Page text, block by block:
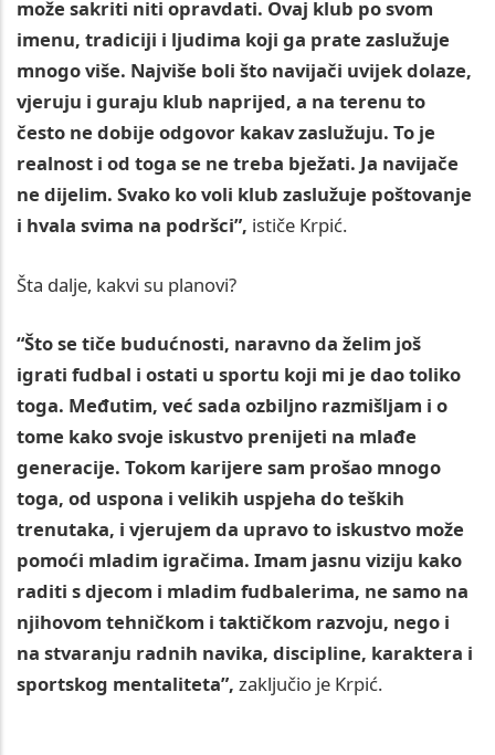
može sakriti niti opravdati. Ovaj klub po svom
imenu, tradiciji i ljudima koji ga prate zaslužuje
mnogo više. Najviše boli što navijači uvijek dolaze,
vjeruju i guraju klub naprijed, a na terenu to
često ne dobije odgovor kakav zaslužuju. To je
realnost i od toga se ne treba bježati. Ja navijače
ne dijelim. Svako ko voli klub zaslužuje poštovanje
i hvala svima na podršci”, ističe Krpić.
Šta dalje, kakvi su planovi?
“Što se tiče budućnosti, naravno da želim još
igrati fudbal i ostati u sportu koji mi je dao toliko
toga. Međutim, već sada ozbiljno razmišljam i o
tome kako svoje iskustvo prenijeti na mlađe
generacije. Tokom karijere sam prošao mnogo
toga, od uspona i velikih uspjeha do teških
trenutaka, i vjerujem da upravo to iskustvo može
pomoći mladim igračima. Imam jasnu viziju kako
raditi s djecom i mladim fudbalerima, ne samo na
njihovom tehničkom i taktičkom razvoju, nego i
na stvaranju radnih navika, discipline, karaktera i
sportskog mentaliteta”, zaključio je Krpić.